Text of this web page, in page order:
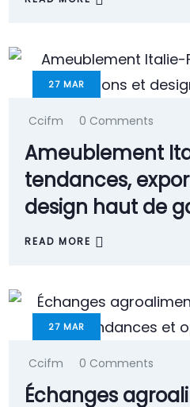
27 MAR
Ccifm 0 Comments
Ameublement
tendances,
design haut de
READ MORE
27 MAR
Ccifm 0 Comments
Échanges